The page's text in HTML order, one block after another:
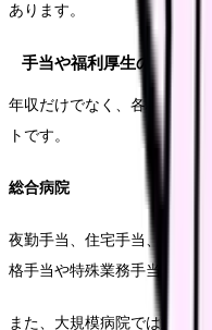
あります。
手当や福利厚生の違い
年収だけでなく、各種手当
トです。
総合病院
夜勤手当、住宅手当、家族
格手当や特殊業務手当などが
また、大規模病院では退職